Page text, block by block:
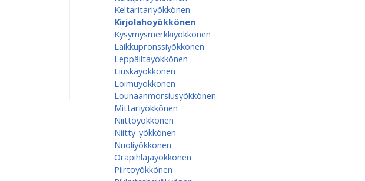
Keltaritariyökkönen
Kirjolahoyökkönen
Kysymysmerkkiyökkönen
Laikkupronssiyökkönen
Leppäiltayökkönen
Liuskayökkönen
Loimuyökkönen
Lounaanmorsiusyökkönen
Mittariyökkönen
Niittoyökkönen
Niitty-yökkönen
Nuoliyökkönen
Orapihlajayökkönen
Piirtoyökkönen